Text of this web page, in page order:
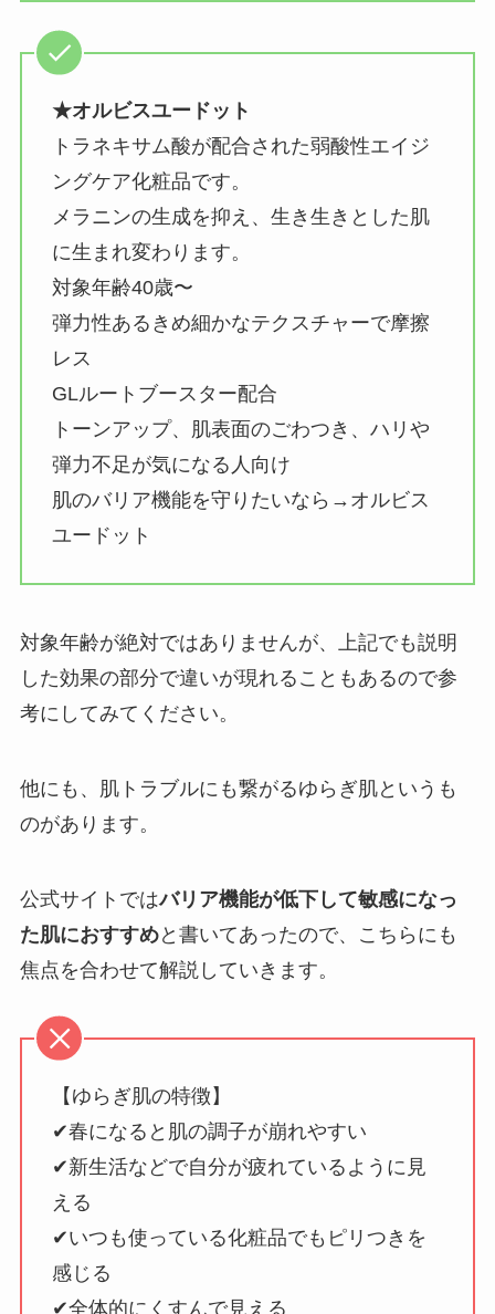
★オルビスユードット
トラネキサム酸が配合された弱酸性エイジ
ングケア化粧品です。
メラニンの生成を抑え、生き生きとした肌
に生まれ変わります。
対象年齢40歳〜
弾力性あるきめ細かなテクスチャーで摩擦
レス
GLルートブースター配合
トーンアップ、肌表面のごわつき、ハリや
弾力不足が気になる人向け
肌のバリア機能を守りたいなら→オルビス
ユードット
対象年齢が絶対ではありませんが、上記でも説明
した効果の部分で違いが現れることもあるので参
考にしてみてください。
他にも、肌トラブルにも繋がるゆらぎ肌というも
のがあります。
公式サイトではバリア機能が低下して敏感になっ
た肌におすすめと書いてあったので、こちらにも
焦点を合わせて解説していきます。
【ゆらぎ肌の特徴】
✔︎春になると肌の調子が崩れやすい
✔︎新生活などで自分が疲れているように見
える
✔︎いつも使っている化粧品でもピリつきを
感じる
✔︎全体的にくすんで見える